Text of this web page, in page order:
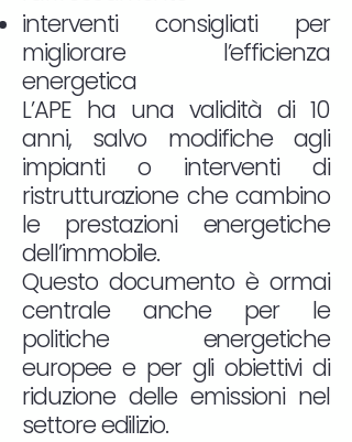
interventi consigliati per
migliorare l’efficienza
energetica
L’APE ha una validità di 10
anni, salvo modifiche agli
impianti o interventi di
ristrutturazione che cambino
le prestazioni energetiche
dell’immobile.
Questo documento è ormai
centrale anche per le
politiche energetiche
europee e per gli obiettivi di
riduzione delle emissioni nel
settore edilizio.